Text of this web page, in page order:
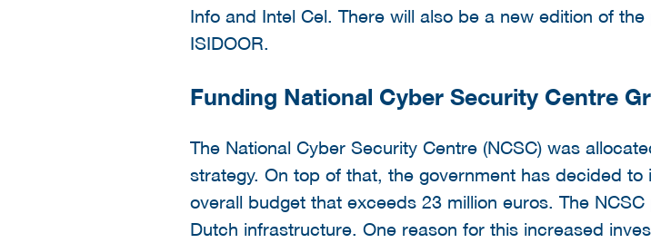
Info and Intel Cel. There will also be a new edition of
ISIDOOR.
Funding National Cyber Security Centre
The National Cyber Security Centre (NCSC) was
strategy. On top of that, the government has decided
overall budget that exceeds 23 million euros. The
Dutch infrastructure. One reason for this increased